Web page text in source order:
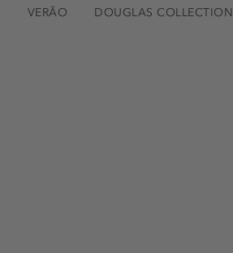
VERÃO DOUGLAS COLLECTION